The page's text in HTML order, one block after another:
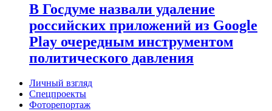
В Госдуме назвали удаление
российских приложений из Google
Play очередным инструментом
политического давления
Личный взгляд
Спецпроекты
Фоторепортаж